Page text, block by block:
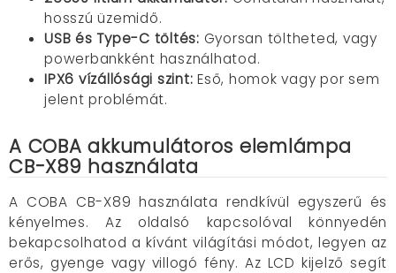
hosszú üzemidő.
USB és Type-C töltés: Gyorsan töltheted, vagy
powerbankként használhatod.
IPX6 vízállósági szint: Eső, homok vagy por sem
jelent problémát.
A COBA akkumulátoros elemlámpa
CB-X89 használata
A COBA CB-X89 használata rendkívül egyszerű és
kényelmes. Az oldalsó kapcsolóval könnyedén
bekapcsolhatod a kívánt világítási módot, legyen az
erős, gyenge vagy villogó fény. Az LCD kijelző segít